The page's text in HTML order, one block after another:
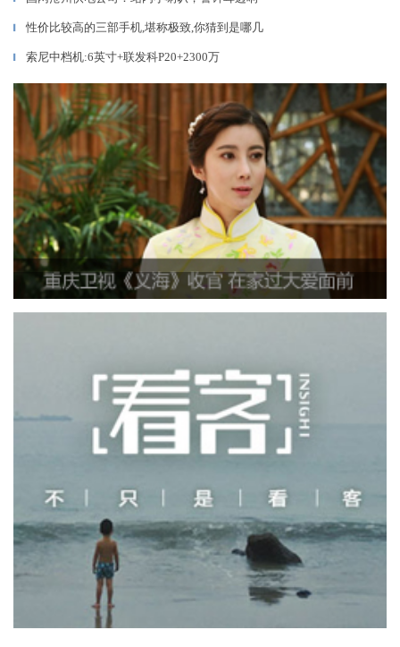
▎ 性价比较高的三部手机,堪称极致,你猜到是哪几
▎ 索尼中档机:6英寸+联发科P20+2300万